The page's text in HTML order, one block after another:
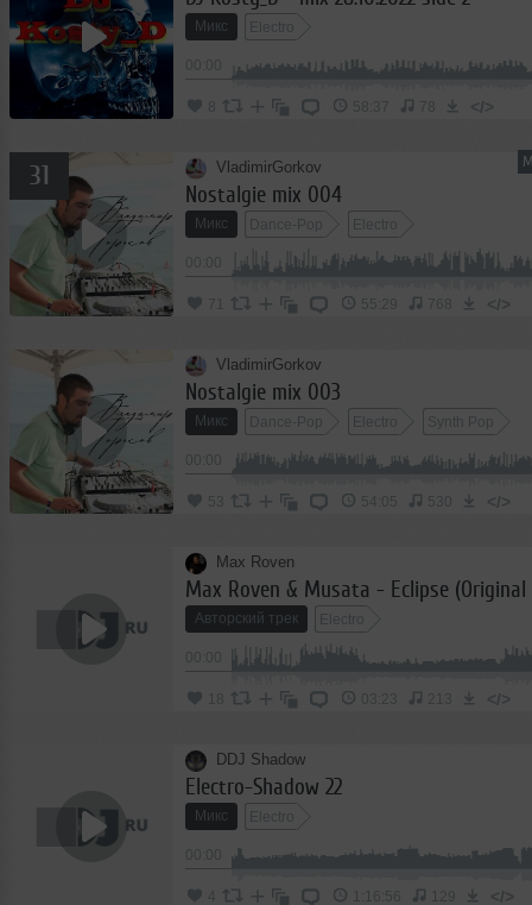
Микс Electro
58:37 78 </>
31 VladimirGorkov
Nostalgie mix 004
Микс Dance-Pop Electro
71 55:29 768 </>
VladimirGorkov
Nostalgie mix 003
Микс Dance-Pop Electro Synth Pop
53 54:05 530 </>
Max Roven
Max Roven & Musata - Eclipse
Авторский трек Electro
03:23 213 </>
DDJ Shadow
Electro-Shadow 22
Микс Electro
1:16:56 129 </>